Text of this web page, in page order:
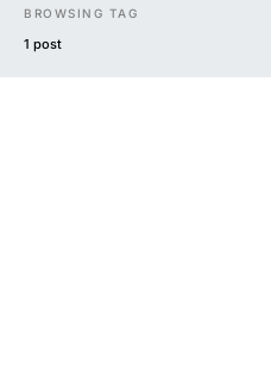
BROWSING TAG
1 post